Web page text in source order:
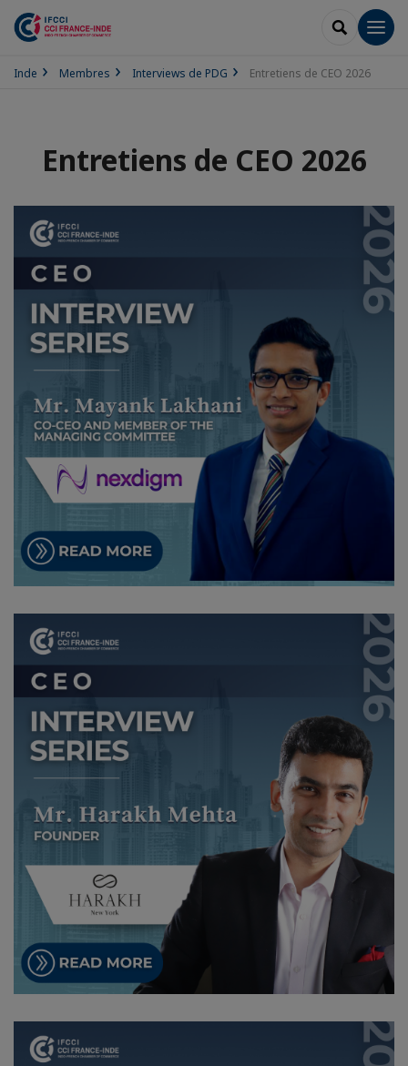
Inde Membres Interviews de PDG Entretiens de CEO 2026
Entretiens de CEO 2026